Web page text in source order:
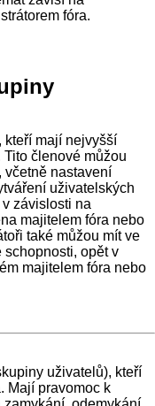
fóra.
kteří mají nejvyšší
členové můžou
včetně nastavení
uživatelských
závislosti na
majitelem fóra nebo
také můžou mít ve
schopnosti, opět v
majitelem fóra nebo
uživatelů), kteří
Mají pravomoc k